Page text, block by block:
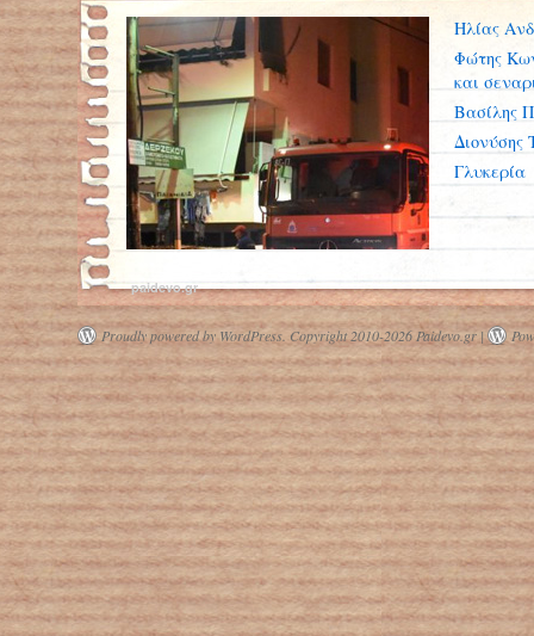
Ρεκόρ θανάτων από φωτιές σε σπίτια
τη χρονιά του κοροναϊού
Ηλίας
Φώτης
και
Βασίλης
Διονύσης
Γλυκερία
paidevo.gr
Proudly powered by WordPress. Copyright 2010-2026 Paidevo.gr |